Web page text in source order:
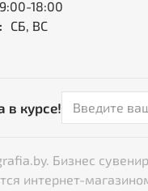
18:00
СБ, ВС
в курсе!
Бизнес
интернет-